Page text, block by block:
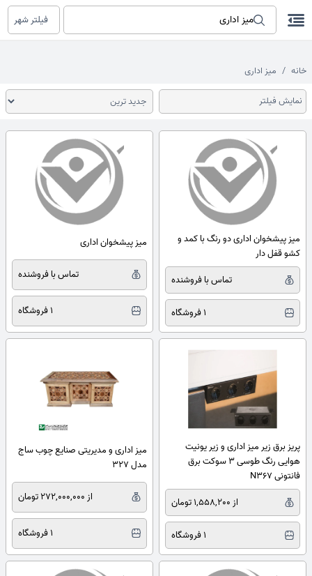
فیلتر شهر
خانه میز اداری
نمایش فیلتر
میز پیشخوان اداری دو رنگ با کمد و
کشو قفل دار
تماس با فروشنده
1 فروشگاه
میز پیشخوان اداری
تماس با فروشنده
1 فروشگاه
پریز برق زیر میز اداری و زیر یونیت
هوایی رنگ طوسی 3 سوکت برق
فانتونی N367
از 1,558,200 تومان
1 فروشگاه
میز اداری و مدیریتی صنایع چوب ساج
مدل 327
از 272,000,000 تومان
1 فروشگاه